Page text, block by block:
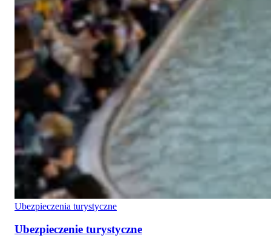
Ubezpieczenia turystyczne
Ubezpieczenie turystyczne